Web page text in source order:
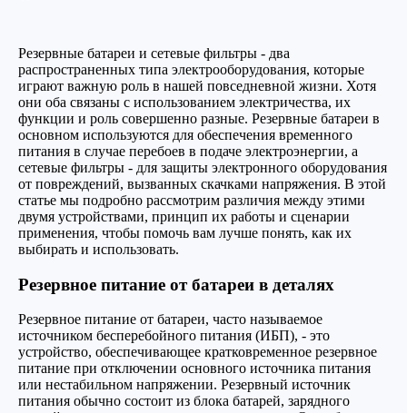
Резервные батареи и сетевые фильтры - два
распространенных типа электрооборудования, которые
играют важную роль в нашей повседневной жизни. Хотя
они оба связаны с использованием электричества, их
функции и роль совершенно разные. Резервные батареи в
основном используются для обеспечения временного
питания в случае перебоев в подаче электроэнергии, а
сетевые фильтры - для защиты электронного оборудования
от повреждений, вызванных скачками напряжения. В этой
статье мы подробно рассмотрим различия между этими
двумя устройствами, принцип их работы и сценарии
применения, чтобы помочь вам лучше понять, как их
выбирать и использовать.
Резервное питание от батареи в деталях
Резервное питание от батареи, часто называемое
источником бесперебойного питания (ИБП), - это
устройство, обеспечивающее кратковременное резервное
питание при отключении основного источника питания
или нестабильном напряжении. Резервный источник
питания обычно состоит из блока батарей, зарядного